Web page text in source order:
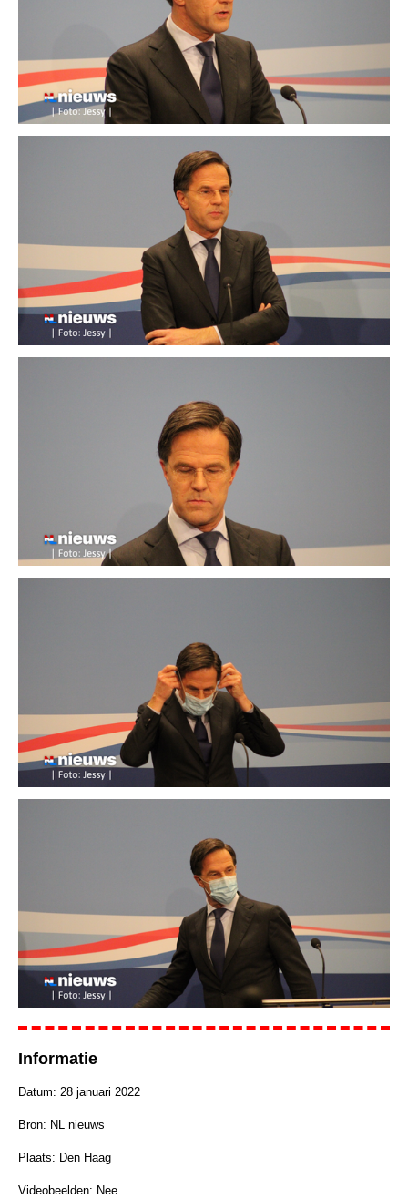
Informatie
Datum: 28 januari 2022
Bron: NL nieuws
Plaats: Den Haag
Videobeelden: Nee